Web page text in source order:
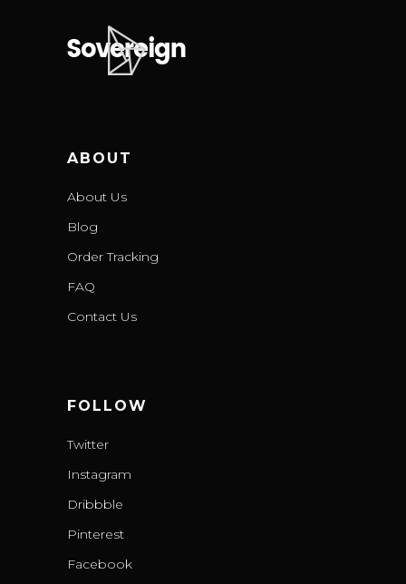
ABOUT
About Us
Blog
Order Tracking
FAQ
Contact Us
FOLLOW
Twitter
Instagram
Dribbble
Pinterest
Facebook